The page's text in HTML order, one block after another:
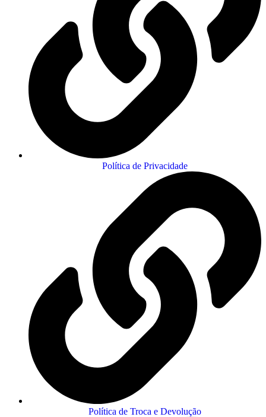
Política de Privacidade
Política de Troca e Devolução